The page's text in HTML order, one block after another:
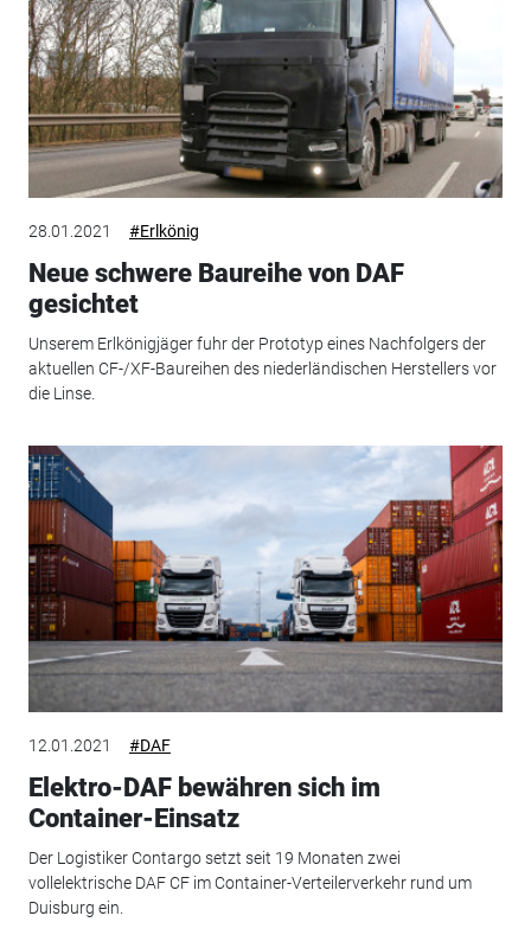
28.01.2021 #Erlkönig
Neue schwere Baureihe von DAF
gesichtet
Unserem Erlkönigjäger fuhr der Prototyp eines Nachfolgers der
aktuellen CF-/XF-Baureihen des niederländischen Herstellers vor
die Linse.
12.01.2021 #DAF
Elektro-DAF bewähren sich im
Container-Einsatz
Der Logistiker Contargo setzt seit 19 Monaten zwei
vollelektrische DAF CF im Container-Verteilerverkehr rund um
Duisburg ein.